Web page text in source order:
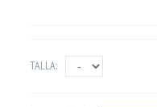
TALLA: